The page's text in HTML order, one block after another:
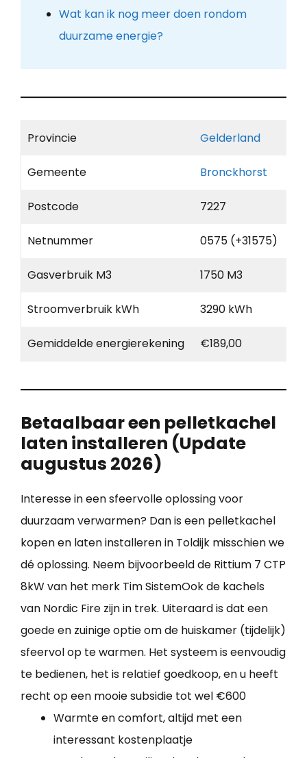
Wat kan ik nog meer doen rondom
duurzame energie?
Provincie Gelderland
Gemeente Bronckhorst
Postcode 7227
Netnummer 0575 (+31575)
Gasverbruik M3 1750 M3
Stroomverbruik kWh 3290 kWh
Gemiddelde energierekening €189,00
Betaalbaar een pelletkachel
laten installeren (Update
augustus 2026)
Interesse in een sfeervolle oplossing voor
duurzaam verwarmen? Dan is een pelletkachel
kopen en laten installeren in Toldijk misschien we
dé oplossing. Neem bijvoorbeeld de Rittium 7 CTP
8kW van het merk Tim SistemOok de kachels
van Nordic Fire zijn in trek. Uiteraard is dat een
goede en zuinige optie om de huiskamer (tijdelijk)
sfeervol op te warmen. Het systeem is eenvoudig
te bedienen, het is relatief goedkoop, en u heeft
recht op een mooie subsidie tot wel €600
Warmte en comfort, altijd met een
interessant kostenplaatje